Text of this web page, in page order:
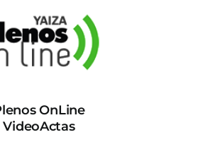
OnLine
VideoActas